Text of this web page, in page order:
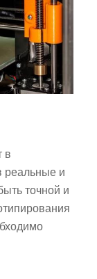
в
реальные и
точной и